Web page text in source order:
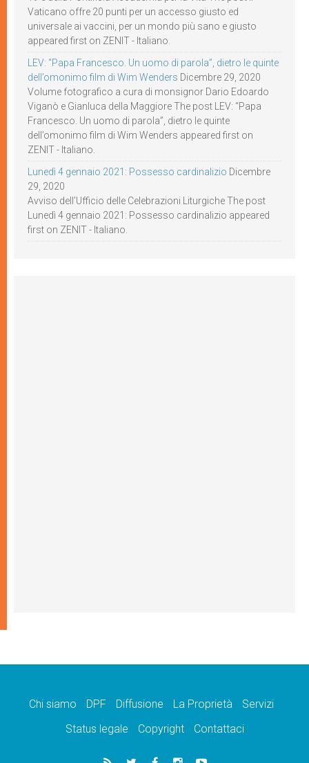
Vaticano offre 20 punti per un accesso giusto ed
universale ai vaccini, per un mondo più sano e giusto
appeared first on ZENIT - Italiano.
LEV: “Papa Francesco. Un uomo di parola”, dietro le quinte
dell’omonimo film di Wim Wenders Dicembre 29, 2020
Volume fotografico a cura di monsignor Dario Edoardo
Viganò e Gianluca della Maggiore The post LEV: “Papa
Francesco. Un uomo di parola”, dietro le quinte
dell’omonimo film di Wim Wenders appeared first on
ZENIT - Italiano.
Lunedì 4 gennaio 2021: Possesso cardinalizio Dicembre
29, 2020
Avviso dell’Ufficio delle Celebrazioni Liturgiche The post
Lunedì 4 gennaio 2021: Possesso cardinalizio appeared
first on ZENIT - Italiano.
Chi siamo DPF Diffusione La Proprietà
Servizi
Status legale
Copyright Contattaci